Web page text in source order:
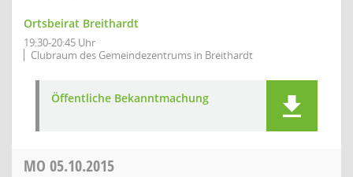
Ortsbeirat Breithardt
19:30-20:45 Uhr
Clubraum des Gemeindezentrums in Breithardt
Öffentliche Bekanntmachung
MO 05.10.2015